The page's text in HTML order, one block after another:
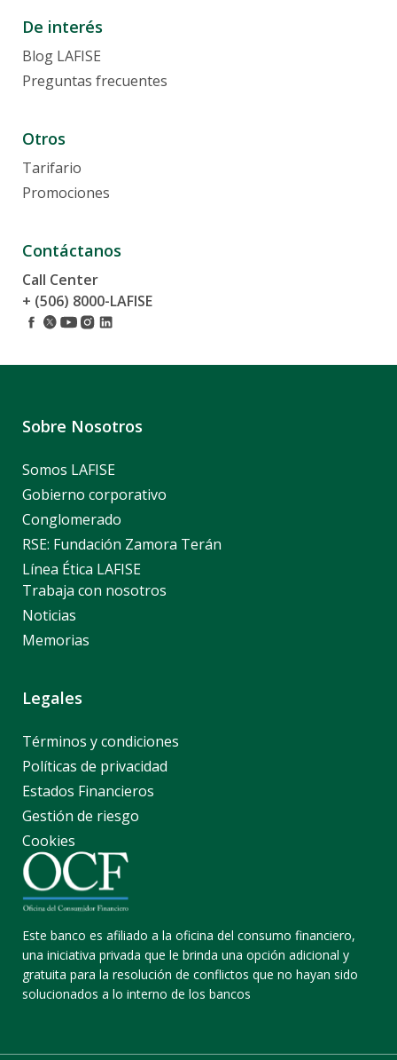
De interés
Blog LAFISE
Preguntas frecuentes
Otros
Tarifario
Promociones
Contáctanos
Call Center
+ (506) 8000-LAFISE
Sobre Nosotros
Somos LAFISE
Gobierno corporativo
Conglomerado
RSE: Fundación Zamora Terán
Línea Ética LAFISE
Trabaja con nosotros
Noticias
Memorias
Legales
Términos y condiciones
Políticas de privacidad
Estados Financieros
Gestión de riesgo
Cookies
Este banco es afiliado a la oficina del consumo financiero,
una iniciativa privada que le brinda una opción adicional y
gratuita para la resolución de conflictos que no hayan sido
solucionados a lo interno de los bancos